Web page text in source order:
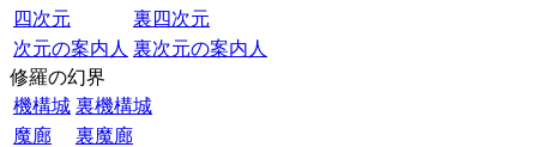
四次元
裏四次元
次元の案内人 裏次元の案内人
修羅の幻界
機構城 裏機構城
魔廊
裏魔廊